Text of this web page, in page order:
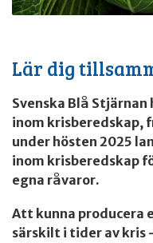
Lär dig
Svenska Blå
inom krisberedskap,
under hösten 2025
inom krisberedskap
egna råvaror.
Att kunna producera
särskilt i tider av kris